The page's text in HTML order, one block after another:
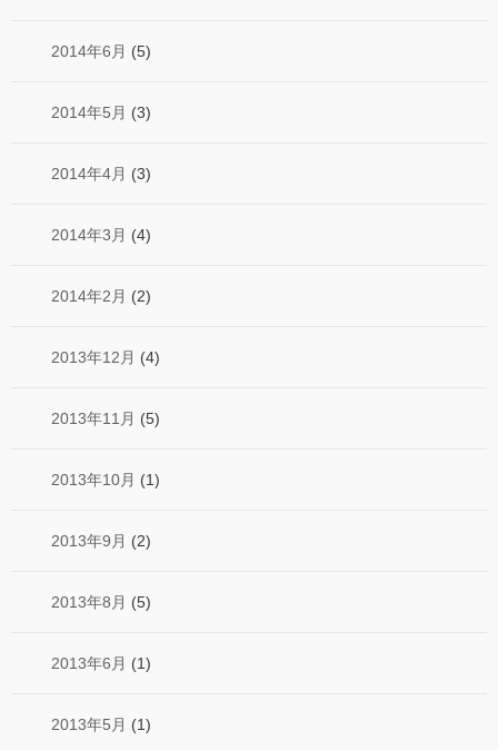
2014年6月 (5)
2014年5月 (3)
2014年4月 (3)
2014年3月 (4)
2014年2月 (2)
2013年12月 (4)
2013年11月 (5)
2013年10月 (1)
2013年9月 (2)
2013年8月 (5)
2013年6月 (1)
2013年5月 (1)